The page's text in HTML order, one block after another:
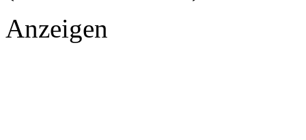
Anzeigen